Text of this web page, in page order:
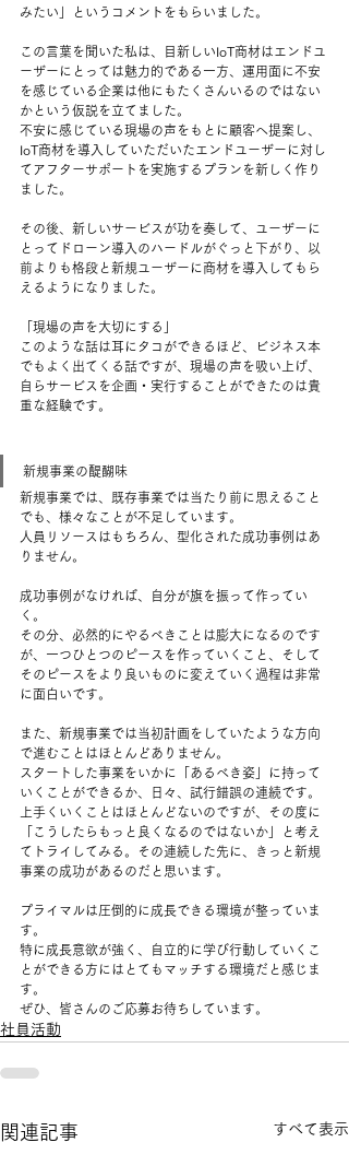
みたい」というコメントをもらいました。
この言葉を聞いた私は、目新しいIoT商材はエンドユ
ーザーにとっては魅力的である一方、運用面に不安
を感じている企業は他にもたくさんいるのではない
かという仮説を立てました。
不安に感じている現場の声をもとに顧客へ提案し、
IoT商材を導入していただいたエンドユーザーに対し
てアフターサポートを実施するプランを新しく作り
ました。
その後、新しいサービスが功を奏して、ユーザーに
とってドローン導入のハードルがぐっと下がり、以
前よりも格段と新規ユーザーに商材を導入してもら
えるようになりました。
「現場の声を大切にする」
このような話は耳にタコができるほど、ビジネス本
でもよく出てくる話ですが、現場の声を吸い上げ、
自らサービスを企画・実行することができたのは貴
重な経験です。
新規事業の醍醐味
新規事業では、既存事業では当たり前に思えること
でも、様々なことが不足しています。
人員リソースはもちろん、型化された成功事例はあ
りません。
成功事例がなければ、自分が旗を振って作ってい
く。
その分、必然的にやるべきことは膨大になるのです
が、一つひとつのピースを作っていくこと、そして
そのピースをより良いものに変えていく過程は非常
に面白いです。
また、新規事業では当初計画をしていたような方向
で進むことはほとんどありません。
スタートした事業をいかに「あるべき姿」に持って
いくことができるか、日々、試行錯誤の連続です。
上手くいくことはほとんどないのですが、その度に
「こうしたらもっと良くなるのではないか」と考え
てトライしてみる。その連続した先に、きっと新規
事業の成功があるのだと思います。
プライマルは圧倒的に成長できる環境が整っていま
す。
特に成長意欲が強く、自立的に学び行動していくこ
とができる方にはとてもマッチする環境だと感じま
す。
ぜひ、皆さんのご応募お待ちしています。
社員活動
関連記事 すべて表示